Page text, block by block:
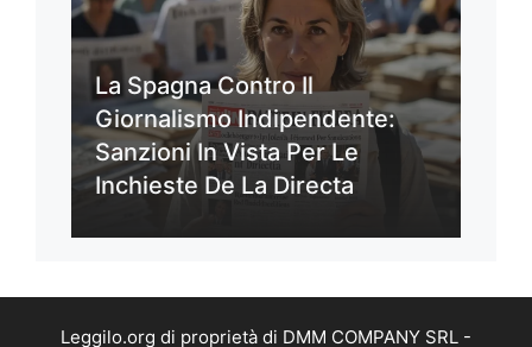
La Spagna Contro Il
Giornalismo Indipendente:
Sanzioni In Vista Per Le
Inchieste De La Directa
Leggilo.org di proprietà di DMM COMPANY SRL -